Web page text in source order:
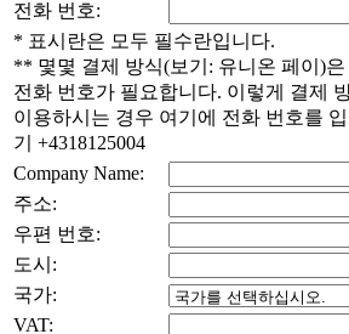
전화 번호:
* 표시란은 모두 필수란입니다.
** 몇몇 결제 방식(보기: 유니온 페이)은
전화 번호가 필요합니다. 이렇게 결제
이용하시는 경우 여기에 전화 번호를
기 +4318125004
Company Name:
주소:
우편 번호:
도시:
국가:
VAT: